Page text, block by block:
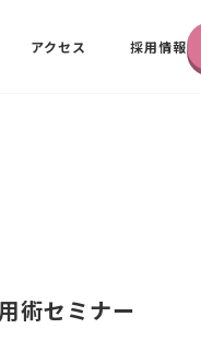
アクセス 採用情報
術セミナー